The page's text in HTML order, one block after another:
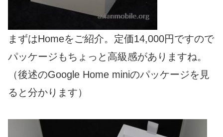
まずはHomeをご紹介。定価14,000円ですので
パッケージもちょっと高級感がありますね。
（後述のGoogle Home miniのパッケージを見
ると分かります）